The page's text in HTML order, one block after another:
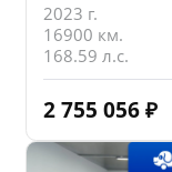
2023 г.
16900 км.
168.59 л.с.
2 755 056 ₽